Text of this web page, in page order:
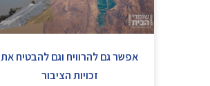
אפשר גם להרוויח וגם להבטיח את
זכויות הציבור